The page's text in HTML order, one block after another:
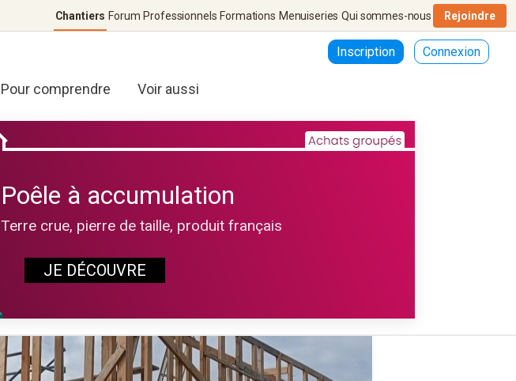
Chantiers Forum Professionnels Formations Menuiseries Qui sommes-nous Rejoindre
Inscription Connexion
Pour comprendre Voir aussi
Poêle à accumulation
Terre crue, pierre de taille, produit français
JE DÉCOUVRE